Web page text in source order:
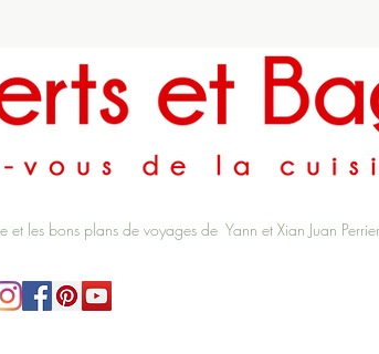
et les bons plans de voyages de Yann et Xian Juan Perrier